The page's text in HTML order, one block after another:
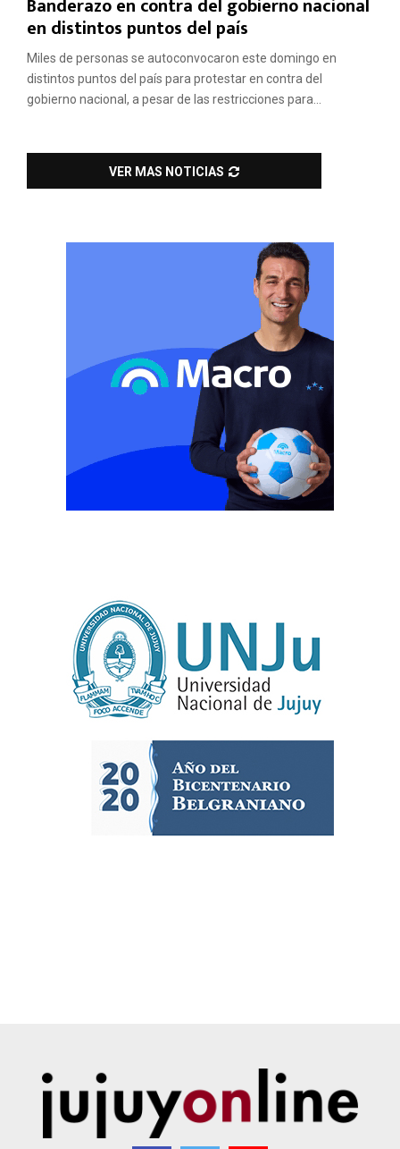
en distintos puntos del país
Miles de personas se autoconvocaron este domingo en
distintos puntos del país para protestar en contra del
gobierno nacional, a pesar de las restricciones para...
VER MAS NOTICIAS